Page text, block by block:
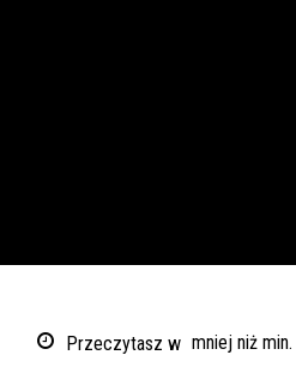
Przeczytasz w mniej niżmin.